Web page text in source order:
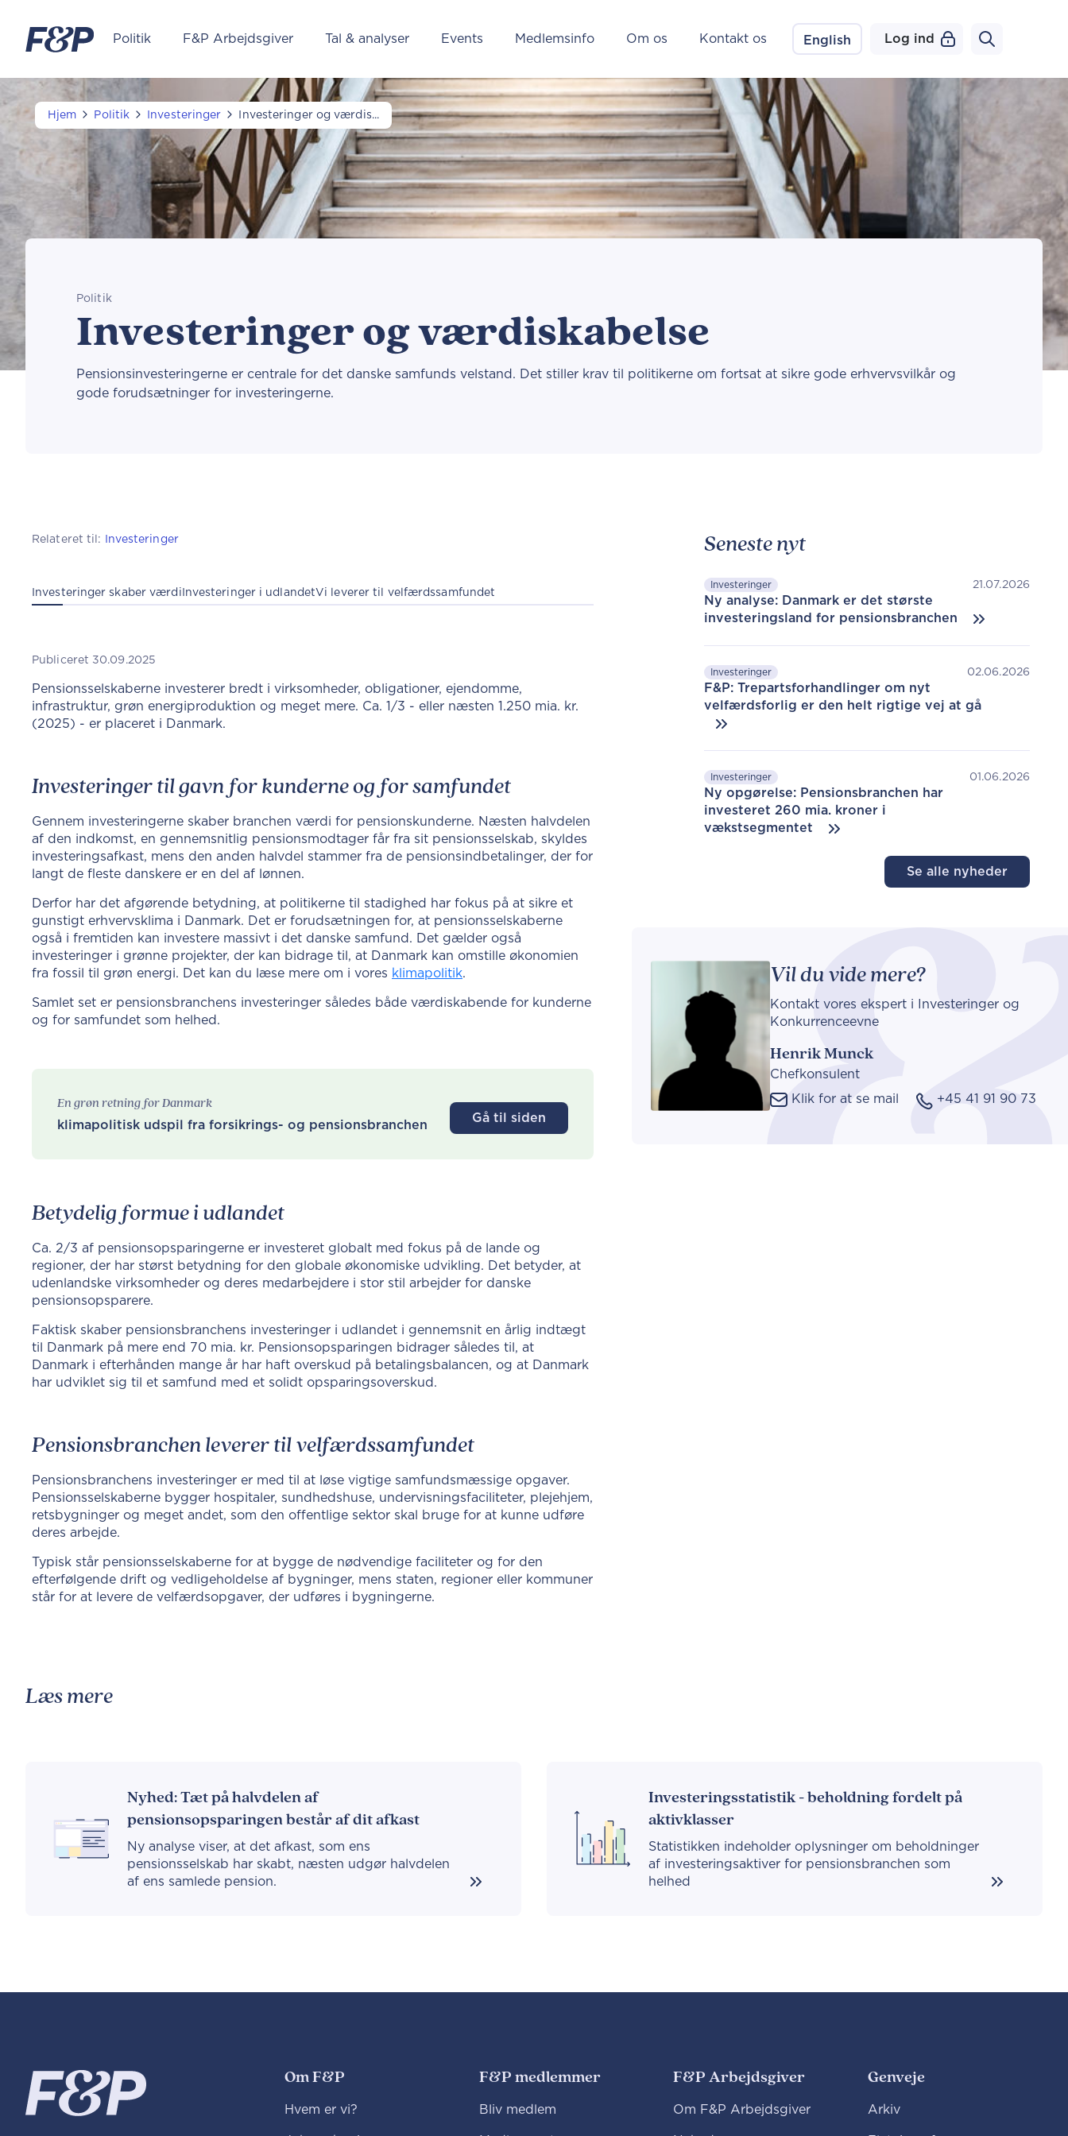
Politik F&P Arbejdsgiver Tal & analyser Events Medlemsinfo Om os Kontakt os English Log ind
Hjem Politik Investeringer Investeringer og værdis...
Politik
Investeringer og værdiskabelse
Pensionsinvesteringerne er centrale for det danske samfunds velstand. Det stiller krav til politikerne om fortsat at sikre gode erhvervsvilkår og
gode forudsætninger for investeringerne.
Relateret til: Investeringer
Investeringer skaber værdi Investeringer i udlandetVi leverer til velfærdssamfundet
Publiceret 30.09.2025
Pensionsselskaberne investerer bredt i virksomheder, obligationer, ejendomme,
infrastruktur, grøn energiproduktion og meget mere. Ca. 1/3 - eller næsten 1.250 mia. kr.
(2025) - er placeret i Danmark.
Investeringer til gavn for kunderne og for samfundet
Gennem investeringerne skaber branchen værdi for pensionskunderne. Næsten halvdelen
af den indkomst, en gennemsnitlig pensionsmodtager får fra sit pensionsselskab, skyldes
investeringsafkast, mens den anden halvdel stammer fra de pensionsindbetalinger, der for
langt de fleste danskere er en del af lønnen.
Derfor har det afgørende betydning, at politikerne til stadighed har fokus på at sikre et
gunstigt erhvervsklima i Danmark. Det er forudsætningen for, at pensionsselskaberne
også i fremtiden kan investere massivt i det danske samfund. Det gælder også
investeringer i grønne projekter, der kan bidrage til, at Danmark kan omstille økonomien
fra fossil til grøn energi. Det kan du læse mere om i vores klimapolitik.
Samlet set er pensionsbranchens investeringer således både værdiskabende for kunderne
og for samfundet som helhed.
En grøn retning for Danmark
klimapolitisk udspil fra forsikrings- og pensionsbranchen
Gå til siden
Betydelig formue i udlandet
Ca. 2/3 af pensionsopsparingerne er investeret globalt med fokus på de lande og
regioner, der har størst betydning for den globale økonomiske udvikling. Det betyder, at
udenlandske virksomheder og deres medarbejdere i stor stil arbejder for danske
pensionsopsparere.
Faktisk skaber pensionsbranchens investeringer i udlandet i gennemsnit en årlig indtægt
til Danmark på mere end 70 mia. kr. Pensionsopsparingen bidrager således til, at
Danmark i efterhånden mange år har haft overskud på betalingsbalancen, og at Danmark
har udviklet sig til et samfund med et solidt opsparingsoverskud.
Pensionsbranchen leverer til velfærdssamfundet
Pensionsbranchens investeringer er med til at løse vigtige samfundsmæssige opgaver.
Pensionsselskaberne bygger hospitaler, sundhedshuse, undervisningsfaciliteter, plejehjem,
retsbygninger og meget andet, som den offentlige sektor skal bruge for at kunne udføre
deres arbejde.
Typisk står pensionsselskaberne for at bygge de nødvendige faciliteter og for den
efterfølgende drift og vedligeholdelse af bygninger, mens staten, regioner eller kommuner
står for at levere de velfærdsopgaver, der udføres i bygningerne.
Seneste nyt
Investeringer 21.07.2026
Ny analyse: Danmark er det største
investeringsland for pensionsbranchen
Investeringer 02.06.2026
F&P: Trepartsforhandlinger om nyt
velfærdsforlig er den helt rigtige vej at gå
Investeringer 01.06.2026
Ny opgørelse: Pensionsbranchen har
investeret 260 mia. kroner i
vækstsegmentet
Se alle nyheder
Vil du vide mere?
Kontakt vores ekspert i Investeringer og
Konkurrenceevne
Henrik Munck
Chefkonsulent
Klik for at se mail
+45 41 91 90 73
Læs mere
Nyhed: Tæt på halvdelen af
pensionsopsparingen består af dit afkast
Ny analyse viser, at det afkast, som ens
pensionsselskab har skabt, næsten udgør halvdelen
af ens samlede pension.
Investeringsstatistik - beholdning fordelt på
aktivklasser
Statistikken indeholder oplysninger om beholdninger
af investeringsaktiver for pensionsbranchen som
helhed
Om F&P
Hvem er vi?
F&P medlemmer
Bliv medlem
F&P Arbejdsgiver
Om F&P Arbejdsgiver
Genveje
Arkiv